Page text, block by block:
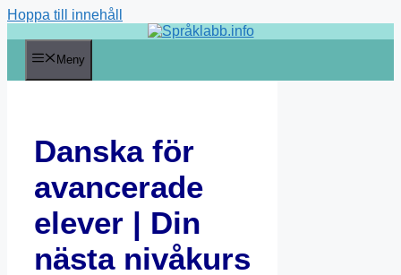
Hoppa till innehåll
Meny
Danska för
avancerade
elever | Din
nästa nivåkurs